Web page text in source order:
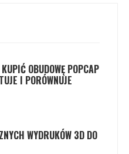
OBUDOWĘ POPCAP
I PORÓWNUJE
WYDRUKÓW 3D DO